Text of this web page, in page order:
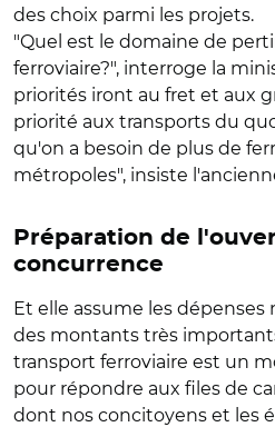
des choix parmi les projets.
"Quel est le domaine de
ferroviaire?", interroge la
priorités iront au fret et aux
priorité aux transports du
qu'on a besoin de plus de
métropoles", insiste
Préparation de
concurrence
Et elle assume les dépenses
des montants très
transport ferroviaire est un
pour répondre aux files de
dont nos concitoyens et les